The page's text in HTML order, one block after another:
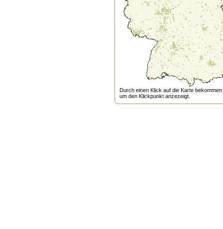
Durch einen Klick auf die Karte
um den Klickpunkt anzezeigt.